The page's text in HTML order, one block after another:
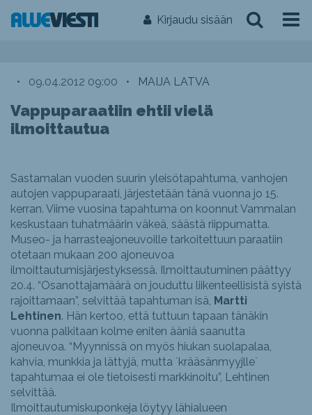
Kirjaudu sisään
• 09.04.2012 09:00 • MAIJA LATVA
Vappuparaatiin ehtii vielä
ilmoittautua
Sastamalan vuoden suurin yleisötapahtuma, vanhojen
autojen vappuparaati, järjestetään tänä vuonna jo 15.
kerran. Viime vuosina tapahtuma on koonnut Vammalan
keskustaan tuhatmäärin väkeä, säästä riippumatta.
Museo- ja harrasteajoneuvoille tarkoitettuun paraatiin
otetaan mukaan 200 ajoneuvoa
ilmoittautumisjärjestyksessä. Ilmoittautuminen päättyy
20.4. “Osanottajamäärä on jouduttu liikenteellisistä syistä
rajoittamaan”, selvittää tapahtuman isä, Martti
Lehtinen. Hän kertoo, että tuttuun tapaan tänäkin
vuonna palkitaan kolme eniten ääniä saanutta
ajoneuvoa. “Myynnissä on myös hiukan suolapalaa,
kahvia, munkkia ja lättyjä, mutta ´krääsänmyyjlle`
tapahtumaa ei ole tietoisesti markkinoitu”, Lehtinen
selvittää.
Ilmoittautumiskuponkeja löytyy lähialueen